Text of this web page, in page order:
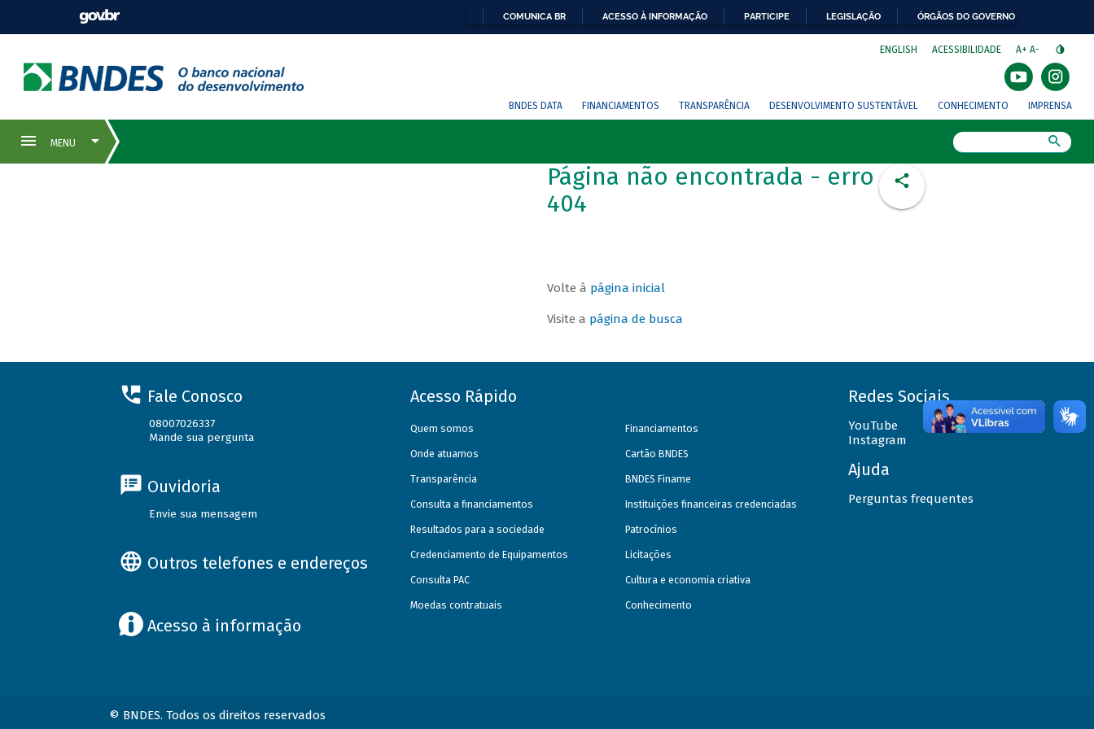
COMUNICA BR ACESSO À INFORMAÇÃO PARTICIPE LEGISLAÇÃO ÓRGÃOS DO GOVERNO
ENGLISH ACESSIBILIDADE A+ A-
BNDES DATA FINANCIAMENTOS TRANSPARÊNCIA DESENVOLVIMENTO SUSTENTÁVEL CONHECIMENTO IMPRENSA
Página não encontrada - erro
404
Volte à página inicial
Visite a página de busca
Fale Conosco
08007026337
Mande sua pergunta
Ouvidoria
Envie sua mensagem
Outros telefones e endereços
Acesso à informação
Acesso Rápido
Quem somos
Onde atuamos
Transparência
Consulta a financiamentos
Resultados para a sociedade
Credenciamento de Equipamentos
Consulta PAC
Moedas contratuais
Financiamentos
Cartão BNDES
BNDES Finame
Instituições financeiras credenciadas
Patrocínios
Licitações
Cultura e economia criativa
Conhecimento
Redes Sociais
YouTube
Instagram
Ajuda
Perguntas frequentes
© BNDES. Todos os direitos reservados